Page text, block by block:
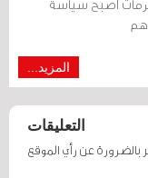
أصبح سياسة
المزيد...
التعليقات
بالضرورة عن رأي الموقع